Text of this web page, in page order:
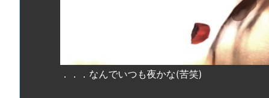
．．．なんでいつも夜かな(苦笑)